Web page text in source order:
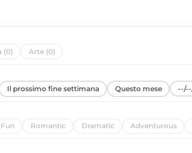
(0) Arte (0)
Il prossimo fine settimana Questo mese
Fun Romantic Dramatic Adventurous